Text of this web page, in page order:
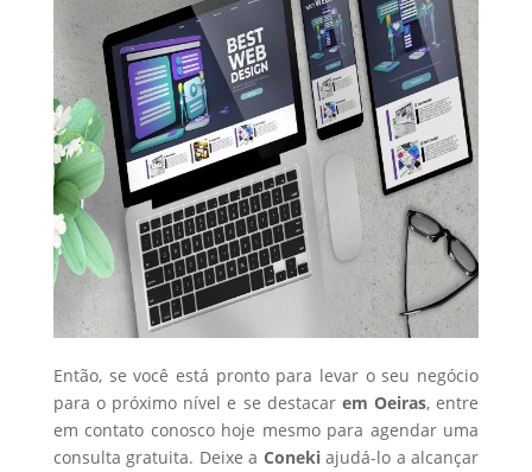
Então, se você está pronto para levar o seu negócio
para o próximo nível e se destacar em Oeiras, entre
em contato conosco hoje mesmo para agendar uma
consulta gratuita. Deixe a Conekiajudá-lo a alcançar